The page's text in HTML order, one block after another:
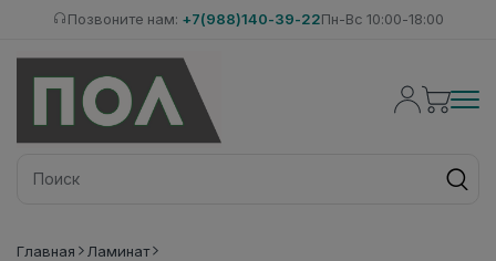
Позвоните нам: +7(988)140-39-22Пн-Вс 10:00-18:00
Главная
Ламинат